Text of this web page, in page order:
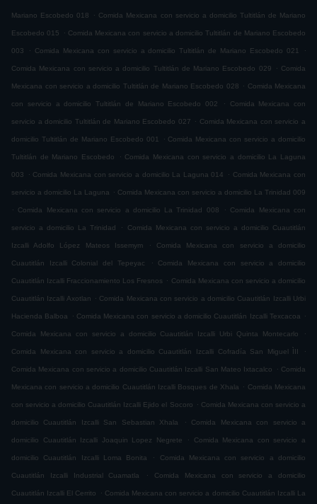
Mariano Escobedo 018 . Comida Mexicana con servicio a domicilio Tultitlán de Mariano
Escobedo 015 . Comida Mexicana con servicio a domicilio Tultitlán de Mariano Escobedo
003 . Comida Mexicana con servicio a domicilio Tultitlán de Mariano Escobedo 021 .
Comida Mexicana con servicio a domicilio Tultitlán de Mariano Escobedo 029 . Comida
Mexicana con servicio a domicilio Tultitlán de Mariano Escobedo 028 . Comida Mexicana
con servicio a domicilio Tultitlán de Mariano Escobedo 002 . Comida Mexicana con
servicio a domicilio Tultitlán de Mariano Escobedo 027 . Comida Mexicana con servicio a
domicilio Tultitlán de Mariano Escobedo 001 . Comida Mexicana con servicio a domicilio
Tultitlán de Mariano Escobedo . Comida Mexicana con servicio a domicilio La Laguna
003 . Comida Mexicana con servicio a domicilio La Laguna 014 . Comida Mexicana con
servicio a domicilio La Laguna . Comida Mexicana con servicio a domicilio La Trinidad 009
.
Comida Mexicana con servicio a domicilio La Trinidad 008 . Comida Mexicana con
servicio a domicilio La Trinidad . Comida Mexicana con servicio a domicilio Cuautitlán
Izcalli Adolfo López Mateos Issemym . Comida Mexicana con servicio a domicilio
Cuautitlán Izcalli Colonial del Tepeyac . Comida Mexicana con servicio a domicilio
Cuautitlán Izcalli Fraccionamiento Los Fresnos . Comida Mexicana con servicio a domicilio
Cuautitlán Izcalli Axotlan . Comida Mexicana con servicio a domicilio Cuautitlán Izcalli Urbi
Hacienda Balboa . Comida Mexicana con servicio a domicilio Cuautitlán Izcalli Texcacoa .
Comida Mexicana con servicio a domicilio Cuautitlán Izcalli Urbi Quinta Montecarlo .
Comida Mexicana con servicio a domicilio Cuautitlán Izcalli Cofradía San Miguel ÌII .
Comida Mexicana con servicio a domicilio Cuautitlán Izcalli San Mateo Ixtacalco . Comida
Mexicana con servicio a domicilio Cuautitlán Izcalli Bosques de Xhala . Comida Mexicana
con servicio a domicilio Cuautitlán Izcalli Ejido el Socoro . Comida Mexicana con servicio a
domicilio Cuautitlán Izcalli San Sebastian Xhala . Comida Mexicana con servicio a
domicilio Cuautitlán Izcalli Joaquin Lopez Negrete . Comida Mexicana con servicio a
domicilio Cuautitlán Izcalli Loma Bonita . Comida Mexicana con servicio a domicilio
Cuautitlán Izcalli Industrial Cuamatla . Comida Mexicana con servicio a domicilio
Cuautitlán Izcalli El Cerrito . Comida Mexicana con servicio a domicilio Cuautitlán Izcalli La